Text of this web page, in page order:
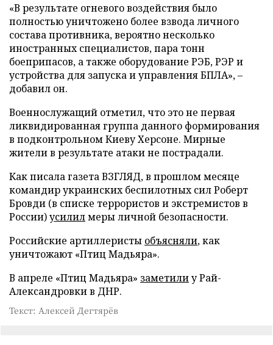
«В результате огневого воздействия было
полностью уничтожено более взвода личного
состава противника, вероятно несколько
иностранных специалистов, пара тонн
боеприпасов, а также оборудование РЭБ, РЭР и
устройства для запуска и управления БПЛА», –
добавил он.
Военнослужащий отметил, что это не первая
ликвидированная группа данного формирования
в подконтрольном Киеву Херсоне. Мирные
жители в результате атаки не пострадали.
Как писала газета ВЗГЛЯД, в прошлом месяце
командир украинских беспилотных сил Роберт
Бровди (в списке террористов и экстремистов в
России)усилилмеры личной безопасности.
Российские артиллеристы объясняли, как
уничтожают «Птиц Мадьяра».
В апреле «Птиц Мадьяра» заметилиу Рай-
Александровки в ДНР.
Текст: Алексей Дегтярёв